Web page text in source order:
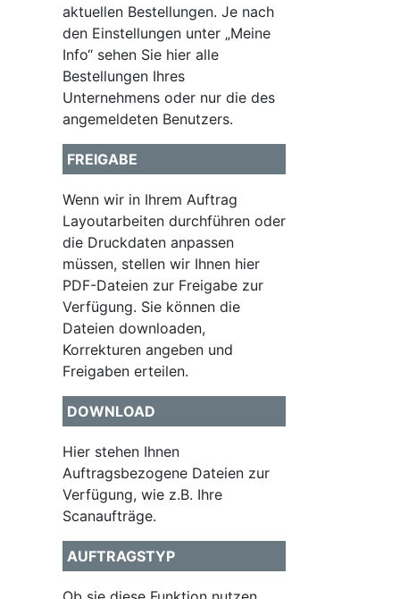
aktuellen Bestellungen. Je nach
den Einstellungen unter „Meine
Info“ sehen Sie hier alle
Bestellungen Ihres
Unternehmens oder nur die des
angemeldeten Benutzers.
FREIGABE
Wenn wir in Ihrem Auftrag
Layoutarbeiten durchführen oder
die Druckdaten anpassen
müssen, stellen wir Ihnen hier
PDF-Dateien zur Freigabe zur
Verfügung. Sie können die
Dateien downloaden,
Korrekturen angeben und
Freigaben erteilen.
DOWNLOAD
Hier stehen Ihnen
Auftragsbezogene Dateien zur
Verfügung, wie z.B. Ihre
Scanaufträge.
AUFTRAGSTYP